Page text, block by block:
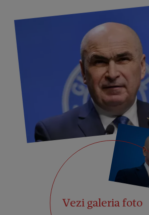
Vezi galeria foto